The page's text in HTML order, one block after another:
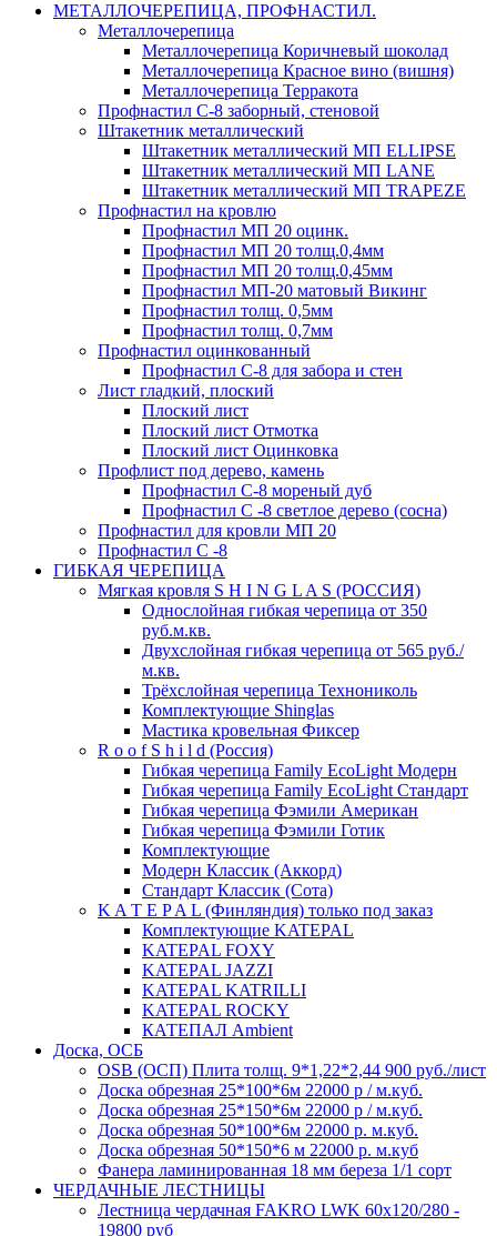
МЕТАЛЛОЧЕРЕПИЦА, ПРОФНАСТИЛ.
Металлочерепица
Металлочерепица Коричневый шоколад
Металлочерепица Красное вино (вишня)
Металлочерепица Терракота
Профнастил С-8 заборный, стеновой
Штакетник металлический
Штакетник металлический МП ELLIPSE
Штакетник металлический МП LАNE
Штакетник металлический МП TRAPEZE
Профнастил на кровлю
Профнастил МП 20 оцинк.
Профнастил МП 20 толщ.0,4мм
Профнастил МП 20 толщ.0,45мм
Профнастил МП-20 матовый Викинг
Профнастил толщ. 0,5мм
Профнастил толщ. 0,7мм
Профнастил оцинкованный
Профнастил С-8 для забора и стен
Лист гладкий, плоский
Плоский лист
Плоский лист Отмотка
Плоский лист Оцинковка
Профлист под дерево, камень
Профнастил С-8 мореный дуб
Профнастил С -8 светлое дерево (сосна)
Профнастил для кровли МП 20
Профнастил С -8
ГИБКАЯ ЧЕРЕПИЦА
Мягкая кровля S H I N G L A S (РОССИЯ)
Однослойная гибкая черепица от 350
руб.м.кв.
Двухслойная гибкая черепица от 565 руб./
м.кв.
Трёхслойная черепица Технониколь
Комплектующие Shinglas
Мастика кровельная Фиксер
R o o f S h i l d (Россия)
Гибкая черепица Family ЕсоLight Модерн
Гибкая черепица Family ЕсоLight Стандарт
Гибкая черепица Фэмили Американ
Гибкая черепица Фэмили Готик
Комплектующие
Модерн Классик (Аккорд)
Стандарт Классик (Сота)
K A T E P A L (Финляндия) только под заказ
Комплектующие KATEPAL
KATEPAL FOXY
KATEPAL JAZZI
KATEPAL KATRILLI
KATEPAL ROCKY
КАТЕПАЛ Ambient
Доска, ОСБ
OSB (ОСП) Плита толщ. 9*1,22*2,44 900 руб./лист
Доска обрезная 25*100*6м 22000 р / м.куб.
Доска обрезная 25*150*6м 22000 р / м.куб.
Доска обрезная 50*100*6м 22000 р. м.куб.
Доска обрезная 50*150*6 м 22000 р. м.куб
Фанера ламинированная 18 мм береза 1/1 сорт
ЧЕРДАЧНЫЕ ЛЕСТНИЦЫ
Лестница чердачная FAKRO LWK 60х120/280 -
19800 руб